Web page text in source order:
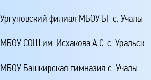
Ургуновский филиал МБОУ БГ с. Учалы
МБОУ СОШ им. Исхакова А.С. с. Уральск
МБОУ Башкирская гимназия с. Учалы